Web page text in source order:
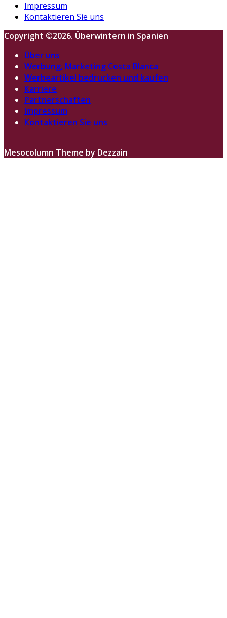
Impressum
Kontaktieren Sie uns
Copyright ©2026. Überwintern in Spanien
Über uns
Werbung, Marketing Costa Blanca
Werbeartikel bedrucken und kaufen
Karriere
Partnerschaften
Impressum
Kontaktieren Sie uns
Mesocolumn Theme by Dezzain